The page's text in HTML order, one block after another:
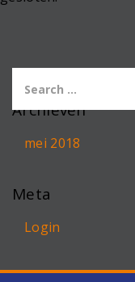
Archieven
mei 2018
Meta
Login